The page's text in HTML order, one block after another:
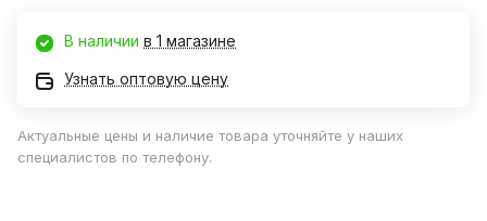
В наличии в 1 магазине
Узнать оптовую цену
Актуальные цены и наличие товара уточняйте у наших
специалистов по телефону.